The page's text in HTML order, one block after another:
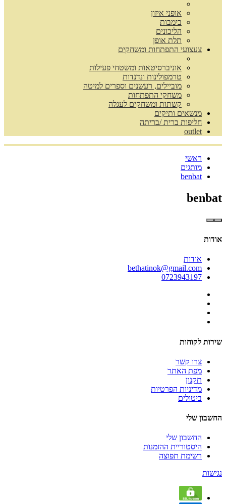
אופני איזון
בימבות
הליכונים
תלת אופן
צעצועי התפתחות ומשחקים
אוניברסיטאות ומשטחי פעילות
טרמפולינות ונדנדות
מוביילים, רעשנים וספרים למיטה
משחקי התפתחות
קשתות ומשחקים לעגלה
מנשאים ותיקים
חליפות ברית /בריתה
outlet
ראשי
מותגים
benbat
benbat
אודות
אודות
bethatinok@gmail.com
0723943197
שירות לקוחות
צרו קשר
מפת האתר
תקנון
מדיניות הפרטיות
ביטולים
החשבון שלי
החשבון שלי
היסטוריית ההזמנות
רשימת תפוצה
נגישות